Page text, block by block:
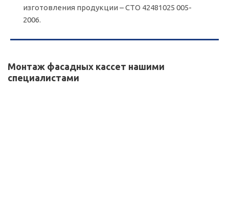
изготовления продукции – СТО 42481025 005-
2006.
Монтаж фасадных кассет нашими
специалистами